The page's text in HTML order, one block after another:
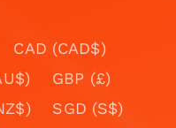
CAD (CAD$)
GBP (£)
SGD (S$)